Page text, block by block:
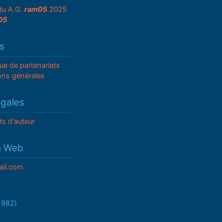
A.G. ram052025
de partenariats
générales
d'auteur
Web